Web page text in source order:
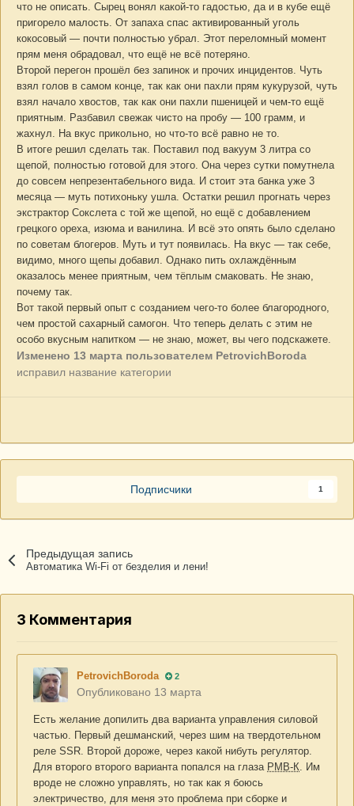
что не описать. Сырец вонял какой-то гадостью, да и в кубе ещё
пригорело малость. От запаха спас активированный уголь
кокосовый — почти полностью убрал. Этот переломный момент
прям меня обрадовал, что ещё не всё потеряно.
Второй перегон прошёл без запинок и прочих инцидентов. Чуть
взял голов в самом конце, так как они пахли прям кукурузой, чуть
взял начало хвостов, так как они пахли пшеницей и чем-то ещё
приятным. Разбавил свежак чисто на пробу — 100 грамм, и
жахнул. На вкус прикольно, но что-то всё равно не то.
В итоге решил сделать так. Поставил под вакуум 3 литра со
щепой, полностью готовой для этого. Она через сутки помутнела
до совсем непрезентабельного вида. И стоит эта банка уже 3
месяца — муть потихоньку ушла. Остатки решил прогнать через
экстрактор Сокслета с той же щепой, но ещё с добавлением
грецкого ореха, изюма и ванилина. И всё это опять было сделано
по советам блогеров. Муть и тут появилась. На вкус — так себе,
видимо, много щепы добавил. Однако пить охлаждённым
оказалось менее приятным, чем тёплым смаковать. Не знаю,
почему так.
Вот такой первый опыт с созданием чего-то более благородного,
чем простой сахарный самогон. Что теперь делать с этим не
особо вкусным напитком — не знаю, может, вы чего подскажете.
Изменено 13 марта пользователем PetrovichBoroda
исправил название категории
Подписчики 1
Предыдущая запись
Автоматика Wi-Fi от безделия и лени!
3 Комментария
PetrovichBoroda 2
Опубликовано 13 марта
Есть желание допилить два варианта управления силовой
частью. Первый дешманский, через шим на твердотельном
реле SSR. Второй дороже, через какой нибуть регулятор.
Для второго второго варианта попался на глаза РМВ-К. Им
вроде не сложно управлять, но так как я боюсь
электричество, для меня это проблема при сборке и